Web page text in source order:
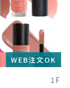
WEB注文OK
1F